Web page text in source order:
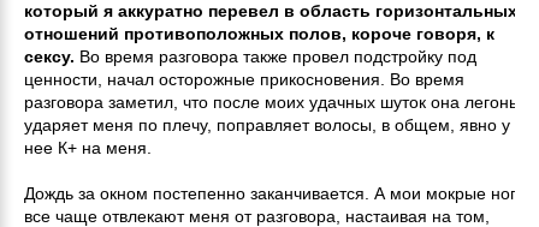
который я аккуратно перевел в область горизонтальных
отношений противоположных полов, короче говоря, к
сексу. Во время разговора также провел подстройку под
ценности, начал осторожные прикосновения. Во время
разговора заметил, что после моих удачных шуток она легонько
ударяет меня по плечу, поправляет волосы, в общем, явно у
нее К+ на меня.
Дождь за окном постепенно заканчивается. А мои мокрые ноги
все чаще отвлекают меня от разговора, настаивая на том,